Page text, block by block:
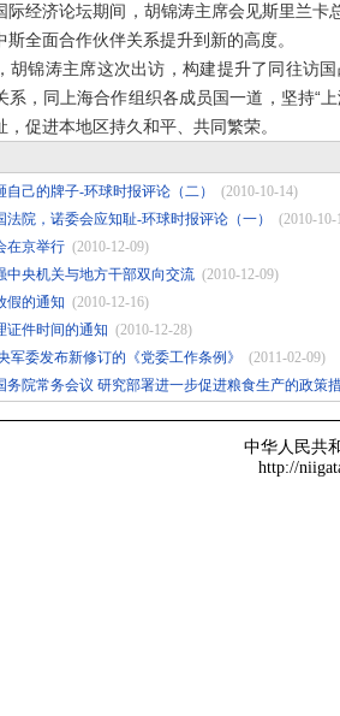
济论坛期间，胡锦涛主席会见斯里兰卡
全面合作伙伴关系提升到新的高度。
锦涛主席这次出访，构建提升了同往访国
系，同上海合作组织各成员国一道，坚持“
促进本地区持久和平、共同繁荣。
己的牌子-环球时报评论（二）
(2010-10-14)
院，诺委会应知耻-环球时报评论（一）
(2010-10-
在京举行 (2010-12-09)
中央机关与地方干部双向交流 (2010-12-09)
假的通知 (2010-12-16)
证件时间的通知 (2010-12-28)
军委发布新修订的《党委工作条例》
(2011-02-09)
务院常务会议 研究部署进一步促进粮食生产的政策
中华人民共
http://